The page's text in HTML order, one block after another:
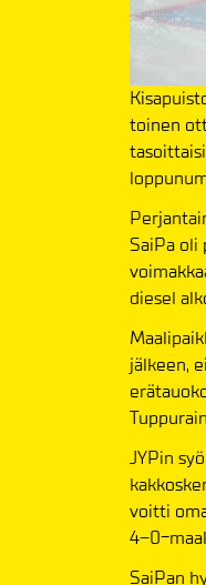
toinen
SaiPa oli
diesel
jälkeen,
JYPin
voitti
4–0-
SaiPan